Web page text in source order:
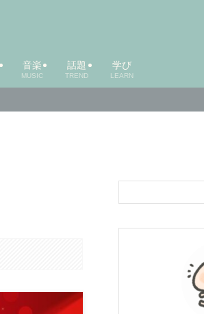
音楽
MUSIC
話題
TREND
学び
LEARN